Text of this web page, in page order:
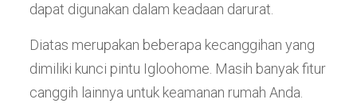
dapat digunakan dalam keadaan darurat.
Diatas merupakan beberapa kecanggihan yang
dimiliki kunci pintu Igloohome. Masih banyak fitur
canggih lainnya untuk keamanan rumah Anda.